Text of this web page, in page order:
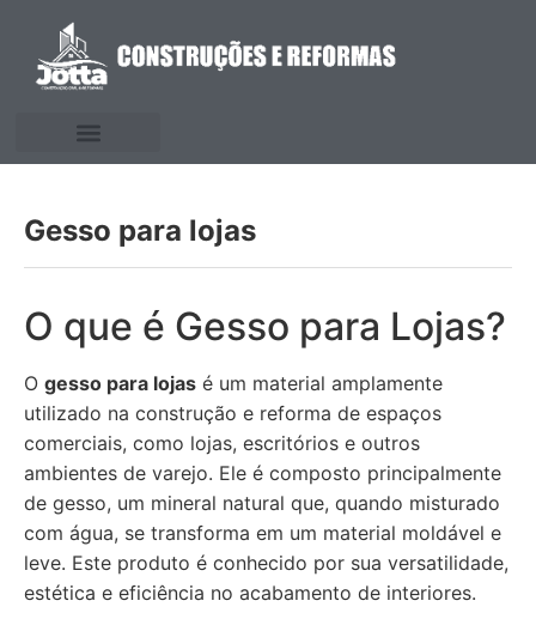
Gesso para lojas
O que é Gesso para Lojas?
O gesso para lojas é um material amplamente
utilizado na construção e reforma de espaços
comerciais, como lojas, escritórios e outros
ambientes de varejo. Ele é composto principalmente
de gesso, um mineral natural que, quando misturado
com água, se transforma em um material moldável e
leve. Este produto é conhecido por sua versatilidade,
estética e eficiência no acabamento de interiores.